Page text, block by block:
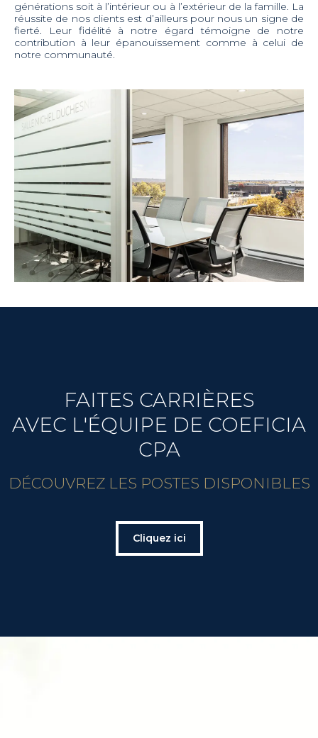
générations soit à l’intérieur ou à l’extérieur de la famille. La
réussite de nos clients est d’ailleurs pour nous un signe de
fierté. Leur fidélité à notre égard témoigne de notre
contribution à leur épanouissement comme à celui de
notre communauté.
FAITES CARRIÈRES
AVEC L'ÉQUIPE DE COEFICIA
CPA
DÉCOUVREZ LES POSTES DISPONIBLES
Cliquez ici